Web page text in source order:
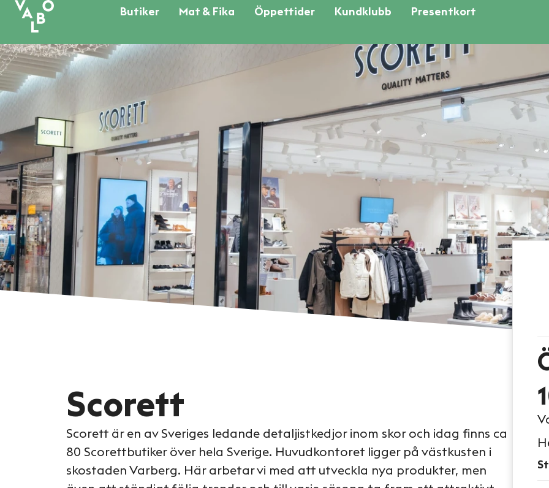
Butiker Mat & Fika Öppettider Kundklubb Presentkort
Scorett
Scorett är en av Sveriges ledande detaljistkedjor inom skor och idag finns ca
80 Scorettbutiker över hela Sverige. Huvudkontoret ligger på västkusten i
skostaden Varberg. Här arbetar vi med att utveckla nya produkter, men